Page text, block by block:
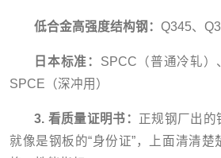
低合金高强度结构钢：Q345、
日本标准： SPCC（普通冷轧）
SPCE（深冲用）
3. 看质量证明书： 正规钢厂出的
就像是钢板的“身份证”，上面清清